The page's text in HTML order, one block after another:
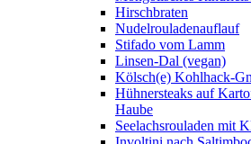
Hirschbraten
Nudelrouladenauflauf
Stifado vom Lamm
Linsen-Dal (vegan)
Kölsch(e) Kohlhack-
Hühnersteaks auf
Haube
Seelachsrouladen mit